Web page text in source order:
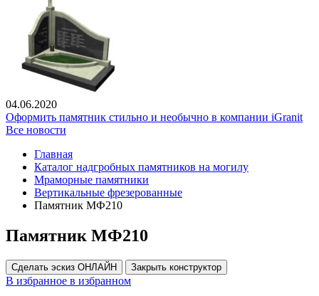
04.06.2020
Оформить памятник стильно и необычно в компании iGranit
Все новости
Главная
Каталог надгробных памятников на могилу
Мраморные памятники
Вертикальные фрезерованные
Памятник МФ210
Памятник МФ210
Сделать эскиз ОНЛАЙН Закрыть конструктор
В избранное в избранном